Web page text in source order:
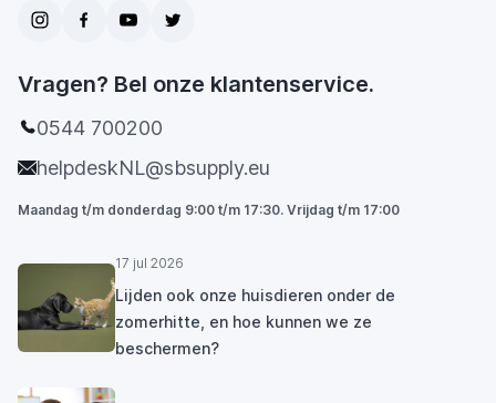
Vragen? Bel onze klantenservice.
0544 700200
helpdeskNL@sbsupply.eu
Maandag t/m donderdag 9:00 t/m 17:30. Vrijdag t/m 17:00
17 jul 2026
Lijden ook onze huisdieren onder de
zomerhitte, en hoe kunnen we ze
beschermen?